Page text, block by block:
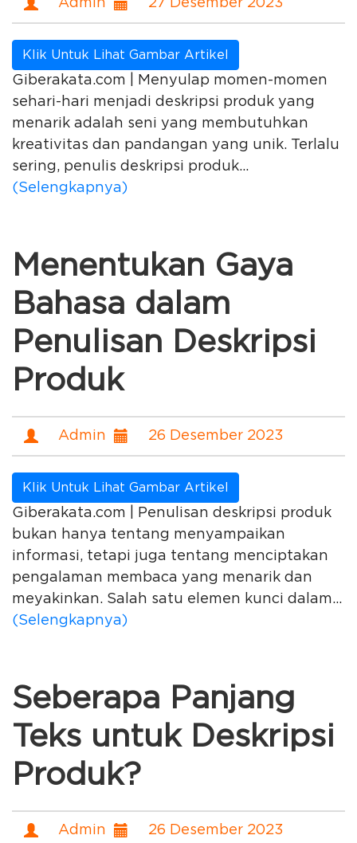
Admin 27 Desember 2023
Klik Untuk Lihat Gambar Artikel
Giberakata.com | Menyulap momen-momen
sehari-hari menjadi deskripsi produk yang
menarik adalah seni yang membutuhkan
kreativitas dan pandangan yang unik. Terlalu
sering, penulis deskripsi produk...
(Selengkapnya)
Menentukan Gaya
Bahasa dalam
Penulisan Deskripsi
Produk
Admin 26 Desember 2023
Klik Untuk Lihat Gambar Artikel
Giberakata.com | Penulisan deskripsi produk
bukan hanya tentang menyampaikan
informasi, tetapi juga tentang menciptakan
pengalaman membaca yang menarik dan
meyakinkan. Salah satu elemen kunci dalam...
(Selengkapnya)
Seberapa Panjang
Teks untuk Deskripsi
Produk?
Admin 26 Desember 2023